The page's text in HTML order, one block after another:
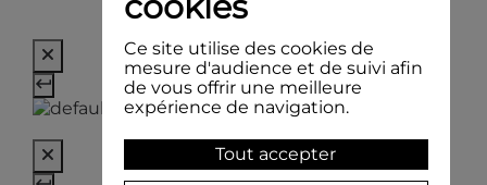
Ce site utilise des cookies de
mesure d'audience et de suivi afin
de vous offrir une meilleure
expérience de navigation.
Tout accepter